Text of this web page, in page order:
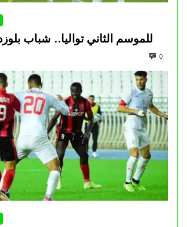
للموسم الثاني تواليا.. شباب
0